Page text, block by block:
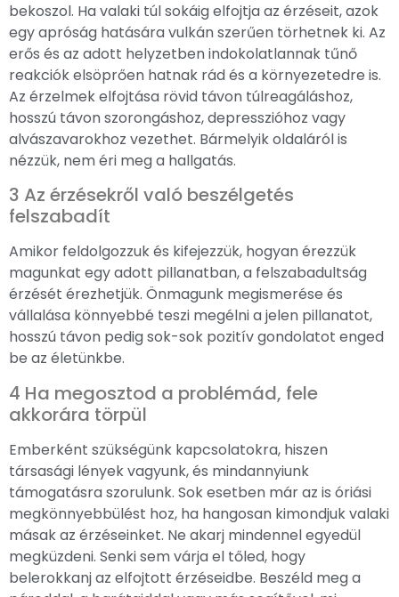
bekoszol. Ha valaki túl sokáig elfojtja az érzéseit, azok
egy apróság hatására vulkán szerűen törhetnek ki. Az
erős és az adott helyzetben indokolatlannak tűnő
reakciók elsöprően hatnak rád és a környezetedre is.
Az érzelmek elfojtása rövid távon túlreagáláshoz,
hosszú távon szorongáshoz, depresszióhoz vagy
alvászavarokhoz vezethet. Bármelyik oldaláról is
nézzük, nem éri meg a hallgatás.
3 Az érzésekről való beszélgetés
felszabadít
Amikor feldolgozzuk és kifejezzük, hogyan érezzük
magunkat egy adott pillanatban, a felszabadultság
érzését érezhetjük. Önmagunk megismerése és
vállalása könnyebbé teszi megélni a jelen pillanatot,
hosszú távon pedig sok-sok pozitív gondolatot enged
be az életünkbe.
4 Ha megosztod a problémád, fele
akkorára törpül
Emberként szükségünk kapcsolatokra, hiszen
társasági lények vagyunk, és mindannyiunk
támogatásra szorulunk. Sok esetben már az is óriási
megkönnyebbülést hoz, ha hangosan kimondjuk valaki
másak az érzéseinket. Ne akarj mindennel egyedül
megküzdeni. Senki sem várja el tőled, hogy
belerokkanj az elfojtott érzéseidbe. Beszéld meg a